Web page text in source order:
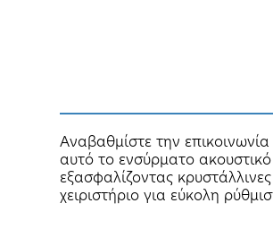
Αναβαθμίστε την
αυτό το ενσύρματο
εξασφαλίζοντας
χειριστήριο για εύκολη